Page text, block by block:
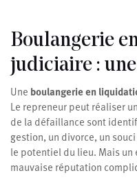
Boulangerie
judiciaire :
Une boulangerie en
Le repreneur peut réaliser
de la défaillance sont
gestion, un divorce, un
le potentiel du lieu. Mais
mauvaise réputation